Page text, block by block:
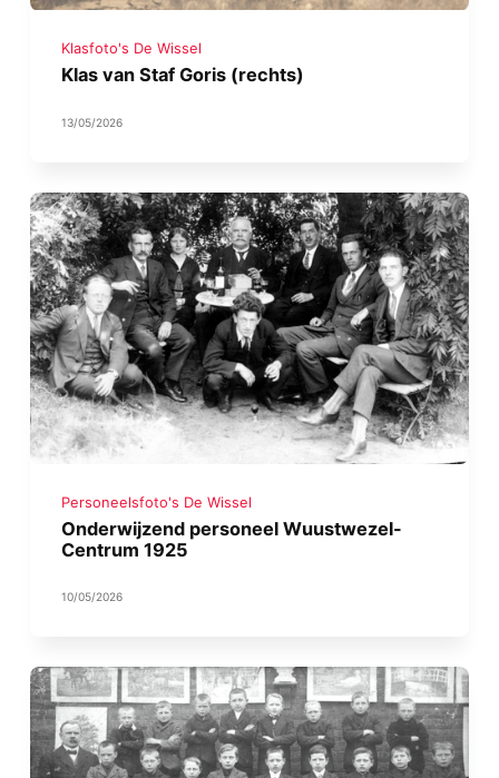
Klasfoto's De Wissel
Klas van Staf Goris (rechts)
13/05/2026
Personeelsfoto's De Wissel
Onderwijzend personeel Wuustwezel-
Centrum 1925
10/05/2026